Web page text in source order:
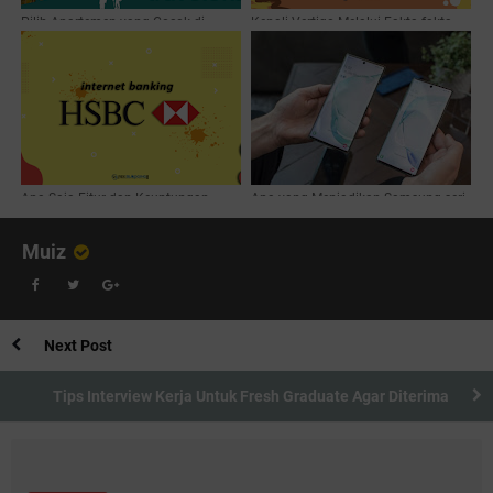
Pilih Apartemen yang Cocok di
Kawasan Jakarta Selatan Lewat
Kenali Vertigo Melalui Fakta-fakta
Apa Saja Fitur dan Keuntungan
Apa yang Menjadikan Samsung seri
Muiz
Next Post
Tips Interview Kerja Untuk Fresh Graduate Agar Diterima